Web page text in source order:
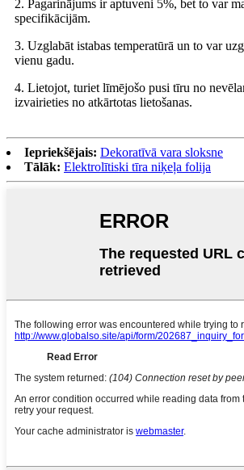
2. Pagarinājums ir aptuveni 5%, bet to var
specifikācijām.
3. Uzglabāt istabas temperatūrā un to var
vienu gadu.
4. Lietojot, turiet līmējošo pusi tīru no
izvairieties no atkārtotas lietošanas.
Iepriekšējais: Dekoratīvā vara sloksne
Tālāk: Elektrolītiski tīra niķeļa folija